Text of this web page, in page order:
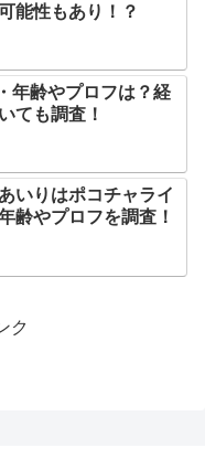
能性もあり！？
年齢やプロフは？経
ても調査！
いりはポコチャライ
齢やプロフを調査！
ク